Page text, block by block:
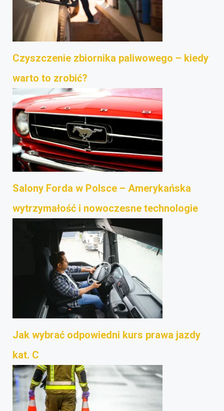
Czyszczenie zbiornika paliwowego – kiedy
warto to zrobić?
Salony Forda w Polsce – Amerykańska
wytrzymałość i nowoczesne technologie
Jak wybrać odpowiedni kurs prawa jazdy
kat. C